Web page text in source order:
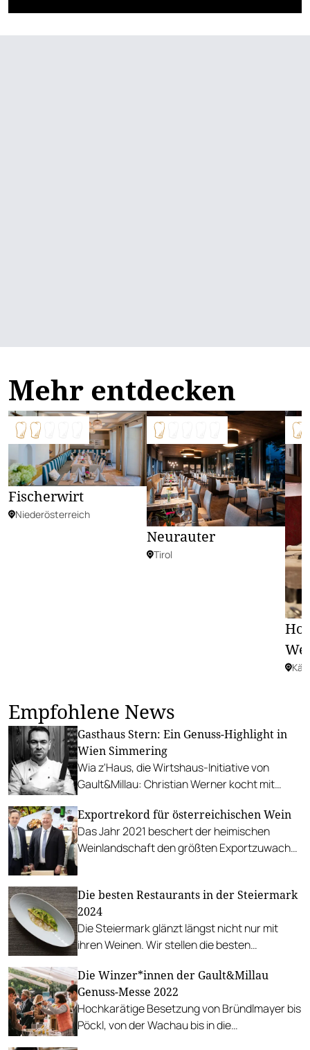
Mehr entdecken
Fischerwirt
Niederösterreich
Neurauter
Tirol
Empfohlene News
Gasthaus Stern: Ein Genuss-Highlight in
Wien Simmering
Wia z'Haus, die Wirtshaus-Initiative von
Gault&Millau: Christian Werner kocht mit
Exportrekord für österreichischen Wein
Das Jahr 2021 beschert der heimischen
Weinlandschaft den größten Exportzuwachs
Aufbruchsstimmung.
Die besten Restaurants in der Steiermark
2024
Die Steiermark glänzt längst nicht nur mit
ihren Weinen. Wir stellen die besten
Die Winzer*innen der Gault&Millau
Genuss-Messe 2022
Hochkarätige Besetzung von Bründlmayer bis
Pöckl, von der Wachau bis in die